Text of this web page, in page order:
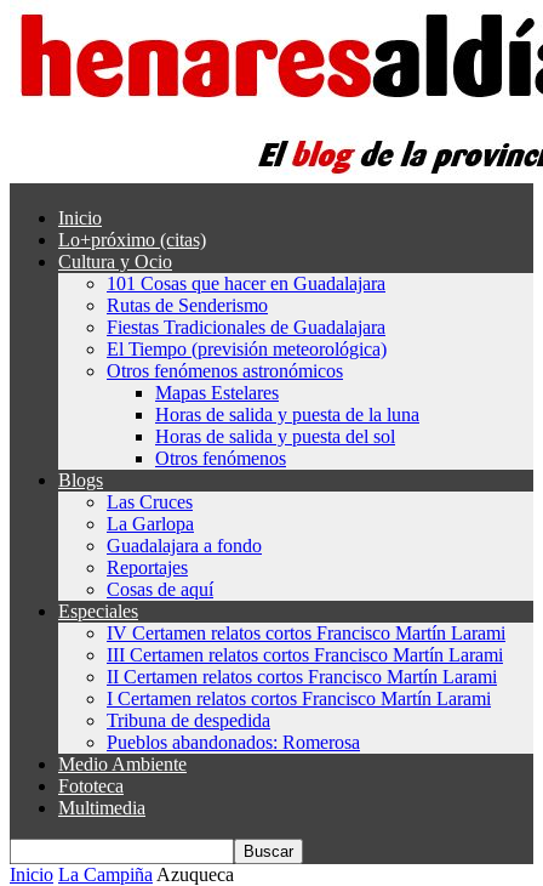
Inicio
Lo+próximo (citas)
Cultura y Ocio
101 Cosas que hacer en Guadalajara
Rutas de Senderismo
Fiestas Tradicionales de Guadalajara
El Tiempo (previsión meteorológica)
Otros fenómenos astronómicos
Mapas Estelares
Horas de salida y puesta de la luna
Horas de salida y puesta del sol
Otros fenómenos
Blogs
Las Cruces
La Garlopa
Guadalajara a fondo
Reportajes
Cosas de aquí
Especiales
IV Certamen relatos cortos Francisco Martín Larami
III Certamen relatos cortos Francisco Martín Larami
II Certamen relatos cortos Francisco Martín Larami
I Certamen relatos cortos Francisco Martín Larami
Tribuna de despedida
Pueblos abandonados: Romerosa
Medio Ambiente
Fototeca
Multimedia
Inicio La Campiña Azuqueca